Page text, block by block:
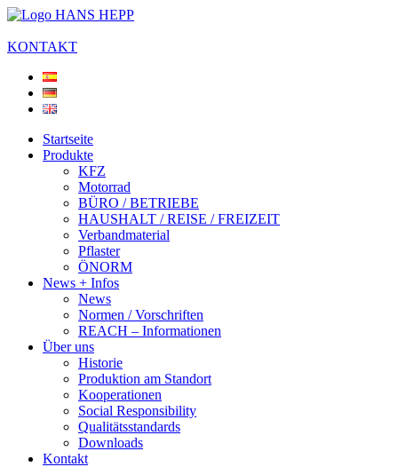
KONTAKT
Startseite
Produkte
KFZ
Motorrad
BÜRO / BETRIEBE
HAUSHALT / REISE / FREIZEIT
Verbandmaterial
Pflaster
ÖNORM
News + Infos
News
Normen / Vorschriften
REACH – Informationen
Über uns
Historie
Produktion am Standort
Kooperationen
Social Responsibility
Qualitätsstandards
Downloads
Kontakt